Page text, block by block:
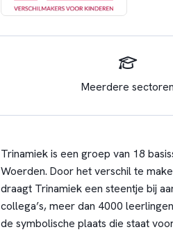
Meerdere sectoren
Trinamiek is een groep van 18
Woerden. Door het verschil te
draagt Trinamiek een steentje bij
collega’s, meer dan 4000
de symbolische plaats die staat